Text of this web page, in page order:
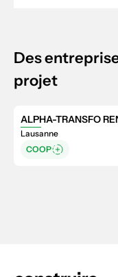
Des
projet
ALPHA-TRANSFO
Lausanne
COOP